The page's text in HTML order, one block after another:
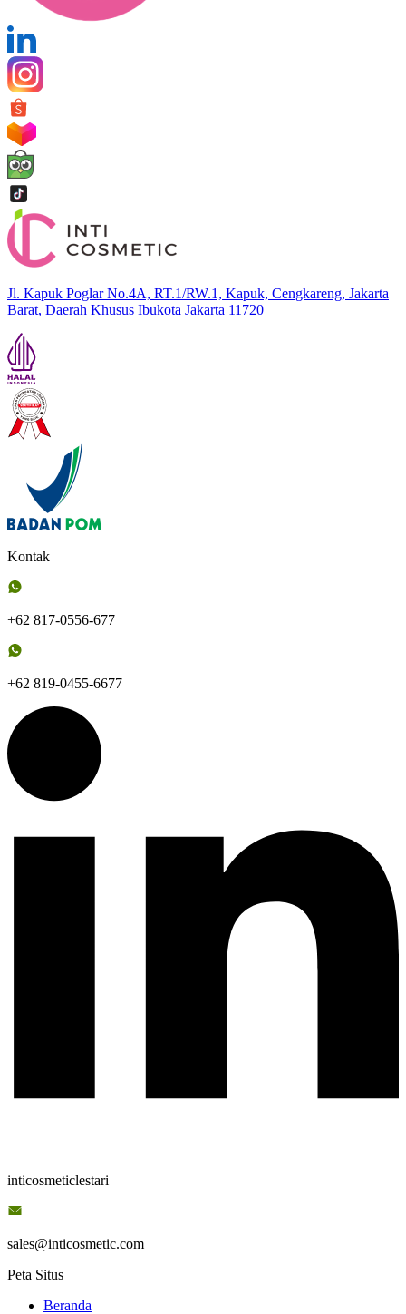
Jl. Kapuk Poglar No.4A, RT.1/RW.1, Kapuk, Cengkareng, Jakarta
Barat, Daerah Khusus Ibukota Jakarta 11720
Kontak
+62 817-0556-677
+62 819-0455-6677
inticosmeticlestari
sales@inticosmetic.com
Peta Situs
Beranda